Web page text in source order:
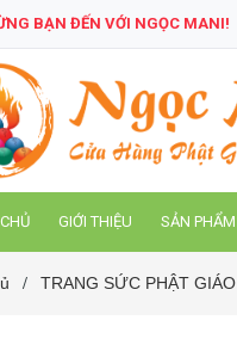
BẠN ĐẾN VỚI NGỌC MANI!
GIỚI THIỆU SẢN PHẨM
/ TRANG SỨC PHẬT GIÁO